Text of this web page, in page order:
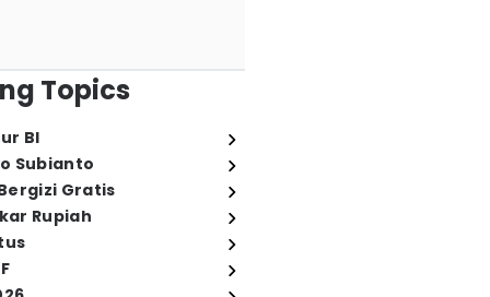
Topics
BI
Subianto
Gratis
Rupiah